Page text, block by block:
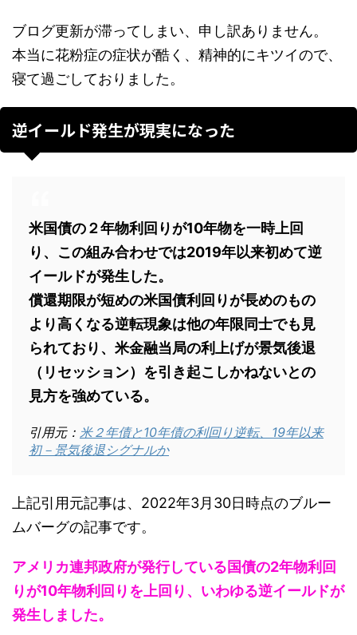
ブログ更新が滞ってしまい、申し訳ありません。
本当に花粉症の症状が酷く、精神的にキツイので、
寝て過ごしておりました。
逆イールド発生が現実になった
米国債の２年物利回りが10年物を一時上回
り、この組み合わせでは2019年以来初めて逆
イールドが発生した。
償還期限が短めの米国債利回りが長めのもの
より高くなる逆転現象は他の年限同士でも見
られており、米金融当局の利上げが景気後退
（リセッション）を引き起こしかねないとの
見方を強めている。
引用元： 米２年債と10年債の利回り逆転、19年以来
初－景気後退シグナルか
上記引用元記事は、2022年3月30日時点のブルー
ムバーグの記事です。
アメリカ連邦政府が発行している国債の2年物利回
りが10年物利回りを上回り、いわゆる逆イールドが
発生しました。